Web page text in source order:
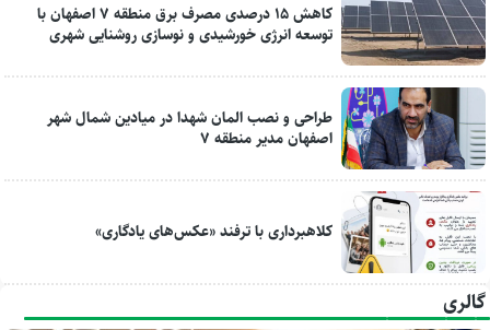
کاهش ۱۵ درصدی مصرف برق منطقه ۷ اصفهان با
توسعه انرژی خورشیدی و نوسازی روشنایی شهری
طراحی و نصب المان شهدا در میادین شمال شهر
اصفهان مدیر منطقه ۷
کلاهبرداری با ترفند «عکس‌های یادگاری»
گالری